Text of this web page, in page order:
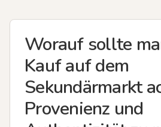
Worauf sollte
Kauf auf dem
Sekundärmarkt
Provenienz und